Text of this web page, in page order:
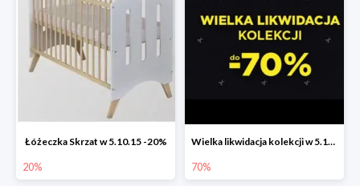
Łóżeczka Skrzat w 5.10.15 -20%
20%
Wielka likwidacja kolekcji w 5.10.15 do -70%
70%